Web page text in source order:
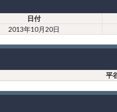
日付
2013年10月20日
平